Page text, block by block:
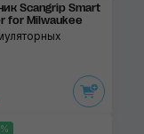
Scangrip Smart
for Milwaukee